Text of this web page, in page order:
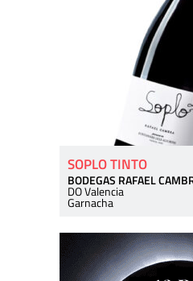
SOPLO TINTO
BODEGAS RAFAEL
DO Valencia
Garnacha